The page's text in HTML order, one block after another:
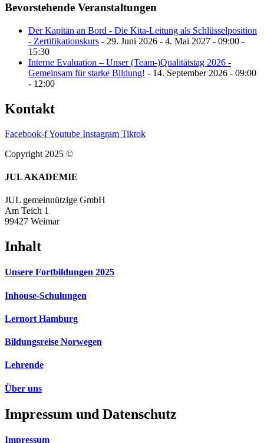
Bevorstehende Veranstaltungen
Der Kapitän an Bord - Die Kita-Leitung als Schlüsselposition
- Zertifikationskurs - 29. Juni 2026 - 4. Mai 2027 - 09:00 -
15:30
Interne Evaluation – Unser (Team-)Qualitätstag 2026 -
Gemeinsam für starke Bildung! - 14. September 2026 - 09:00
- 12:00
Kontakt
Facebook-fYoutube Instagram Tiktok
Copyright 2025 ©
JUL AKADEMIE
JUL gemeinnützige GmbH
Am Teich 1
99427 Weimar
Inhalt
Unsere Fortbildungen 2025
Inhouse-Schulungen
Lernort Hamburg
Bildungsreise Norwegen
Lehrende
Über uns
Impressum und Datenschutz
Impressum